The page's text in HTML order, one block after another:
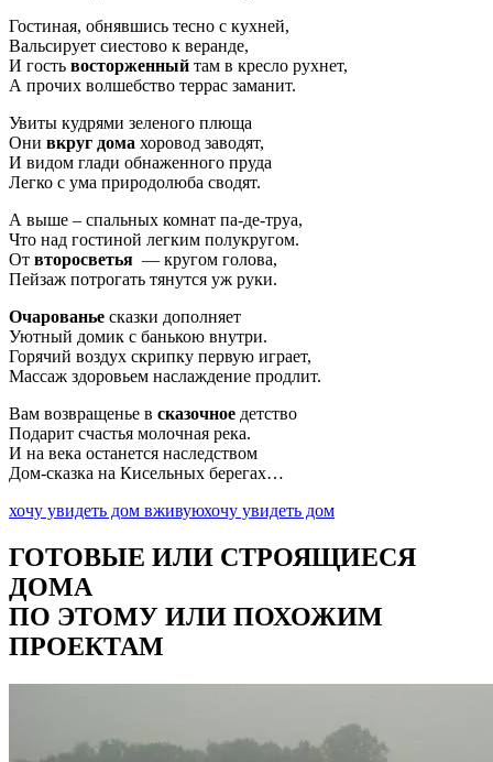
Гостиная, обнявшись тесно с кухней,
Вальсирует сиестово к веранде,
И гость восторженный там в кресло рухнет,
А прочих волшебство террас заманит.
Увиты кудрями зеленого плюща
Они вкруг дома хоровод заводят,
И видом глади обнаженного пруда
Легко с ума природолюба сводят.
А выше – спальных комнат па-де-труа,
Что над гостиной легким полукругом.
От второсветья — кругом голова,
Пейзаж потрогать тянутся уж руки.
Очарованье сказки дополняет
Уютный домик с банькою внутри.
Горячий воздух скрипку первую играет,
Массаж здоровьем наслаждение продлит.
Вам возвращенье в сказочное детство
Подарит счастья молочная река.
И на века останется наследством
Дом-сказка на Кисельных берегах…
хочу увидеть дом вживуюхочу увидеть дом
ГОТОВЫЕ ИЛИ СТРОЯЩИЕСЯ
ДОМА
ПО ЭТОМУ ИЛИ ПОХОЖИМ
ПРОЕКТАМ